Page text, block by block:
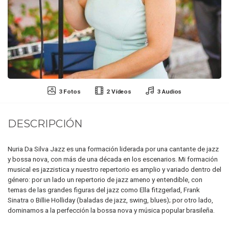
3 Fotos 2 Vídeos 3 Audios
DESCRIPCIÓN
Nuria Da Silva Jazz es una formación liderada por una cantante de jazz
y bossa nova, con más de una década en los escenarios. Mi formación
musical es jazzistica y nuestro repertorio es amplio y variado dentro del
género: por un lado un repertorio de jazz ameno y entendible, con
temas de las grandes figuras del jazz como Ella fitzgerlad, Frank
Sinatra o Billie Holliday (baladas de jazz, swing, blues); por otro lado,
dominamos a la perfección la bossa nova y música popular brasileña.